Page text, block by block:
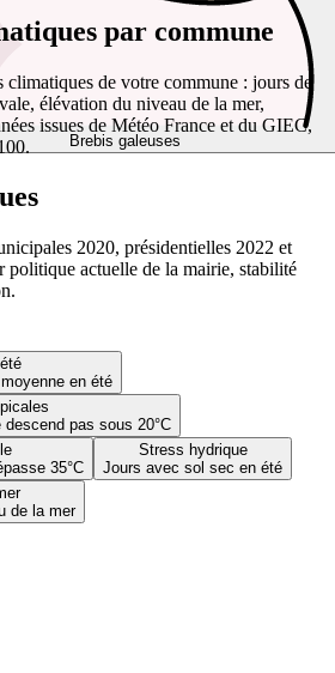
Brebis galeuses
en été
pas sous 20°C
35°C
Stress hydrique
Jours avec sol sec en été
de la mer
par commune
de votre commune : jours de
élévation du niveau de la mer,
issues de Météo France et du GIEC,
2020, présidentielles 2022 et
politique actuelle de la mairie, stabilité